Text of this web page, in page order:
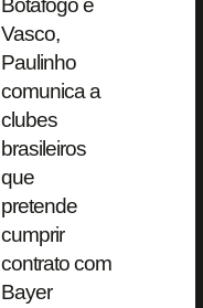
Botafogo e
Vasco,
Paulinho
comunica a
clubes
brasileiros
que
pretende
cumprir
contrato com
Bayer